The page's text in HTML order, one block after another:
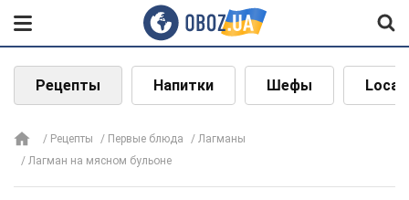
Рецепты Напитки Шефы Local
Рецепты Первые блюда
Лагманы
Лагман на мясном бульоне